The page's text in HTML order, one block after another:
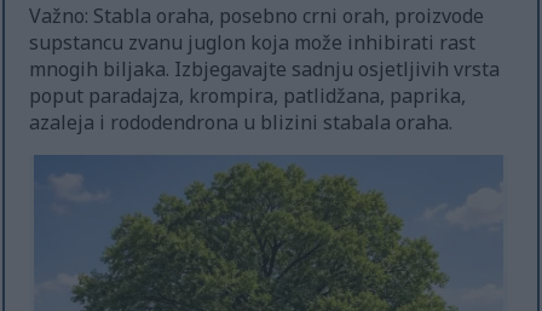
Važno: Stabla oraha, posebno crni orah, proizvode
supstancu zvanu juglon koja može inhibirati rast
mnogih biljaka. Izbjegavajte sadnju osjetljivih vrsta
poput paradajza, krompira, patlidžana, paprika,
azaleja i rododendrona u blizini stabala oraha.